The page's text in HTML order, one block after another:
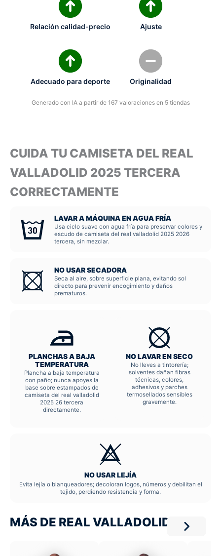
Relación calidad-precio Ajuste
Adecuado para deporte Originalidad
Generado con IA a partir de 167 valoraciones en 5 tiendas
CUIDA TU CAMISETA DEL REAL
VALLADOLID 2025 TERCERA
CORRECTAMENTE
LAVAR A MÁQUINA EN AGUA FRÍA
Usa ciclo suave con agua fría para preservar colores y
escudo de camiseta del real valladolid 2025 2026
tercera, sin mezclar.
NO USAR SECADORA
Seca al aire, sobre superficie plana, evitando sol
directo para prevenir encogimiento y daños
prematuros.
PLANCHAS A BAJA
TEMPERATURA
Plancha a baja temperatura
con paño; nunca apoyes la
base sobre estampados de
camiseta del real valladolid
2025 26 tercera
directamente.
NO LAVAR EN SECO
No lleves a tintorería;
solventes dañan fibras
técnicas, colores,
adhesivos y parches
termosellados sensibles
gravemente.
NO USAR LEJÍA
Evita lejía o blanqueadores; decoloran logos, números y debilitan el
tejido, perdiendo resistencia y forma.
MÁS DE REAL VALLADOLID